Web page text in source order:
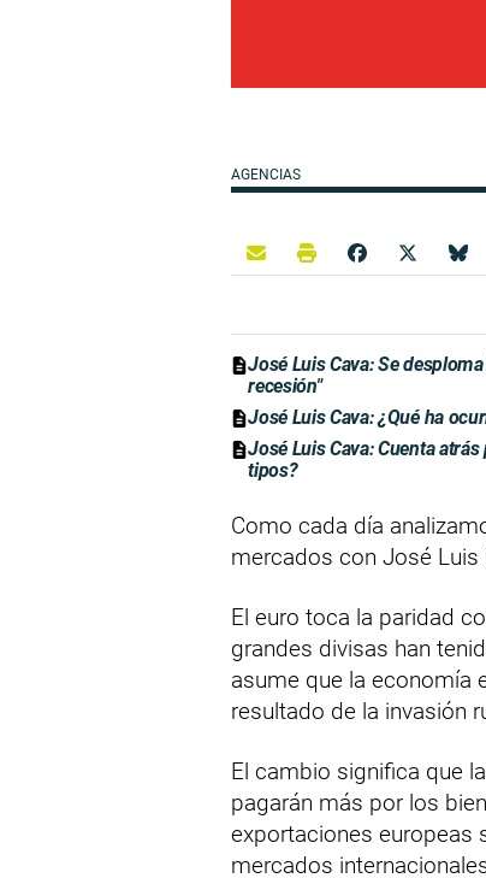
AGENCIAS
José Luis Cava: Se
recesión"
José Luis Cava: ¿Qué ha
José Luis Cava: Cuenta
tipos?
Como cada día
mercados con José Luis
El euro toca la paridad
grandes divisas han
asume que la economía
resultado de la invasión
El cambio significa que
pagarán más por los
exportaciones europeas
mercados